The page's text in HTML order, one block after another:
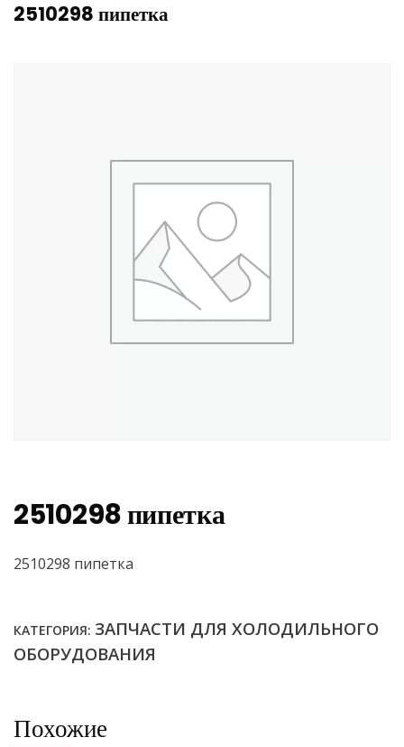
2510298 пипетка
2510298 пипетка
2510298 пипетка
КАТЕГОРИЯ: ЗАПЧАСТИ ДЛЯ ХОЛОДИЛЬНОГО
ОБОРУДОВАНИЯ
Похожие